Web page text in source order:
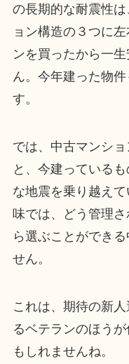
の長期的な耐震性
ョン構造の３つに
ンを買ったから一
ん。今年建った物
す。
では、中古マンシ
と、今建っている
な地震を乗り越え
味では、どう管理
ら選ぶことができ
せん。
これは、期待の新
るベテランのほう
もしれませんね。